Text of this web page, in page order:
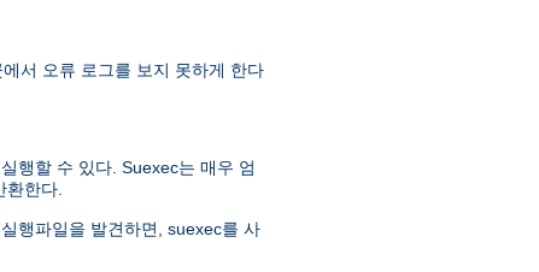
서 오류 로그를 보지 못하게 한다
행할 수 있다. Suexec는 매우 엄
환한다.
행파일을 발견하면, suexec를 사